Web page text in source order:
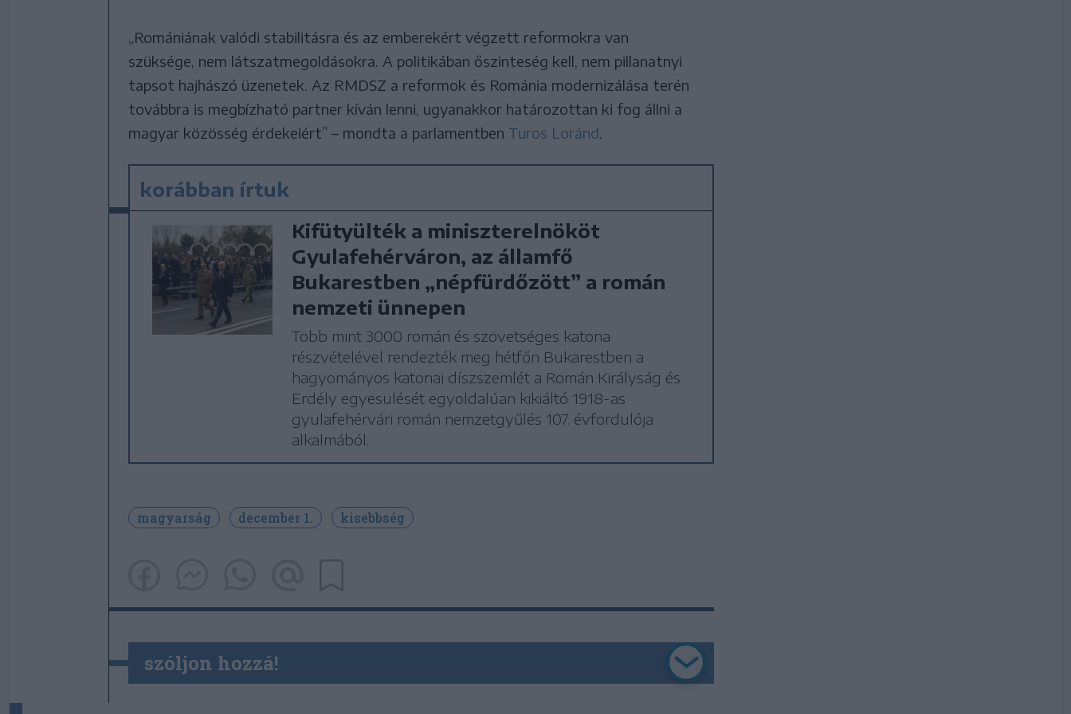
„Romániának valódi stabilitásra és az emberekért végzett reformokra van
szüksége, nem látszatmegoldásokra. A politikában őszinteség kell, nem pillanatnyi
tapsot hajhászó üzenetek. Az RMDSZ a reformok és Románia modernizálása terén
továbbra is megbízható partner kíván lenni, ugyanakkor határozottan ki fog állni a
magyar közösség érdekeiért” – mondta a parlamentben Turos Loránd.
korábban írtuk
Kifütyülték a miniszterelnököt
Gyulafehérváron, az államfő
Bukarestben „népfürdőzött” a román
nemzeti ünnepen
Több mint 3000 román és szövetséges katona
részvételével rendezték meg hétfőn Bukarestben a
hagyományos katonai díszszemlét a Román Királyság és
Erdély egyesülését egyoldalúan kikiáltó 1918-as
gyulafehérvári román nemzetgyűlés 107. évfordulója
alkalmából.
magyarság december 1. kisebbség
szóljon hozzá!